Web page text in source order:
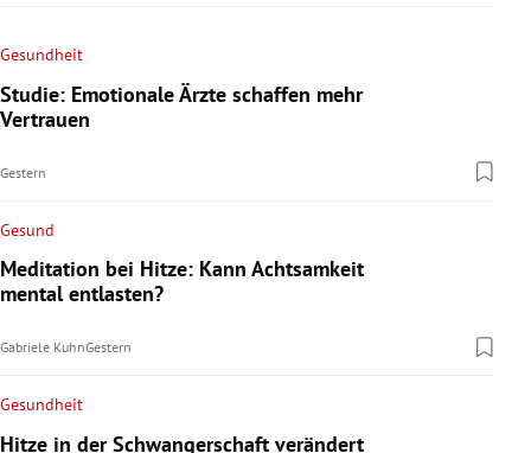
Gesundheit
Studie: Emotionale Ärzte schaffen mehr
Vertrauen
Gestern
Gesund
Meditation bei Hitze: Kann Achtsamkeit
mental entlasten?
Gabriele KuhnGestern
Gesundheit
Hitze in der Schwangerschaft verändert